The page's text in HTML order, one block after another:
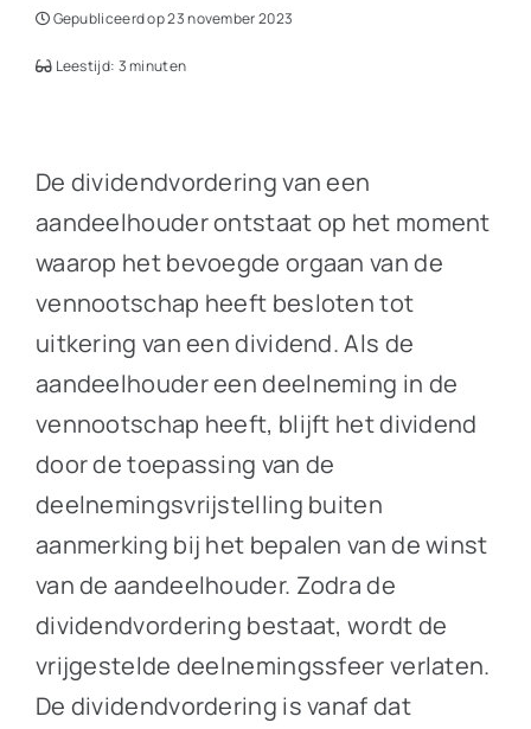
Gepubliceerd op 23 november 2023
Leestijd: 3 minuten
De dividendvordering van een
aandeelhouder ontstaat op het moment
waarop het bevoegde orgaan van de
vennootschap heeft besloten tot
uitkering van een dividend. Als de
aandeelhouder een deelneming in de
vennootschap heeft, blijft het dividend
door de toepassing van de
deelnemingsvrijstelling buiten
aanmerking bij het bepalen van de winst
van de aandeelhouder. Zodra de
dividendvordering bestaat, wordt de
vrijgestelde deelnemingssfeer verlaten.
De dividendvordering is vanaf dat